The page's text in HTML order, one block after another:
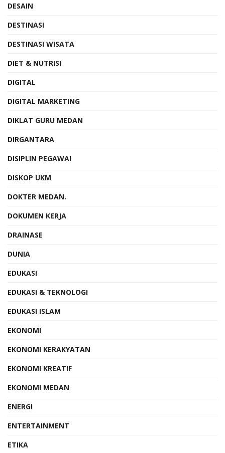
DESAIN
DESTINASI
DESTINASI WISATA
DIET & NUTRISI
DIGITAL
DIGITAL MARKETING
DIKLAT GURU MEDAN
DIRGANTARA
DISIPLIN PEGAWAI
DISKOP UKM
DOKTER MEDAN.
DOKUMEN KERJA
DRAINASE
DUNIA
EDUKASI
EDUKASI & TEKNOLOGI
EDUKASI ISLAM
EKONOMI
EKONOMI KERAKYATAN
EKONOMI KREATIF
EKONOMI MEDAN
ENERGI
ENTERTAINMENT
ETIKA